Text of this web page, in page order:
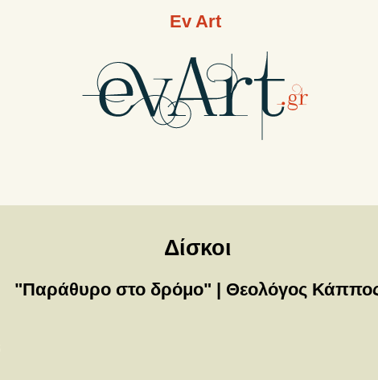
Ev Art
Δίσκοι
"Παράθυρο στο δρόμο" | Θεολόγος